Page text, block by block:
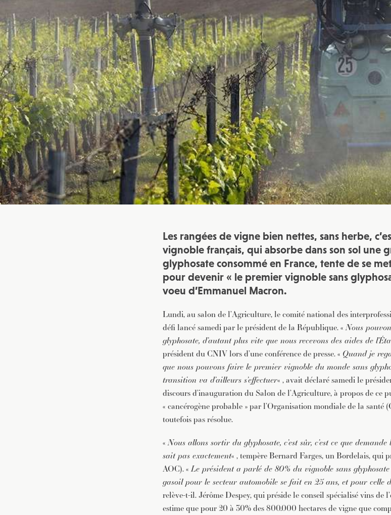
Les rangées de vigne bien nettes, sans herbe,
vignoble français, qui absorbe dans son sol une
glyphosate consommé en France, tente de se
pour devenir « le premier vignoble sans
voeu d’Emmanuel Macron.
Lundi, au salon de l’Agriculture, le comité national des
défi lancé samedi par le président de la République. «Nous
glyphosate, d’autant plus vite que nous recevons des aides de
président du CNIV lors d’une conférence de presse. « Quand je
que nous pouvons faire le premier vignoble du monde sans
transition va d’ailleurs s’effectuer« , avait déclaré samedi le
discours d’inauguration du Salon de l’Agriculture, à propos de ce
« cancérogène probable » par l’Organisation mondiale de la santé
toutefois pas résolue.
«Nous allons sortir du glyphosate, c’est sûr, c’est ce que
sait pas exactement« , tempère Bernard Farges, un Bordelais, qui
AOC). «Le président a parlé de 80% du vignoble sans
gasoil pour le secteur automobile se fait en 25 ans, et pour celle
relève-t-il. Jérôme Despey, qui préside le conseil spécialisé vins de
estime que pour 20 à 30% des 800.000 hectares de vigne que